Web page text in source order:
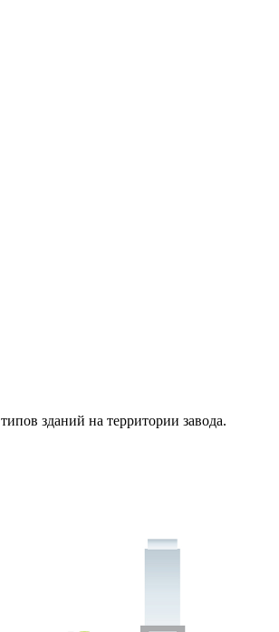
зданий на территории завода.